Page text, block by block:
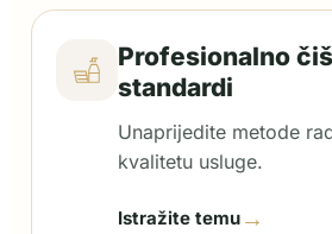
Profesionalno
standardi
Unaprijedite metode
kvalitetu usluge.
Istražite temu →